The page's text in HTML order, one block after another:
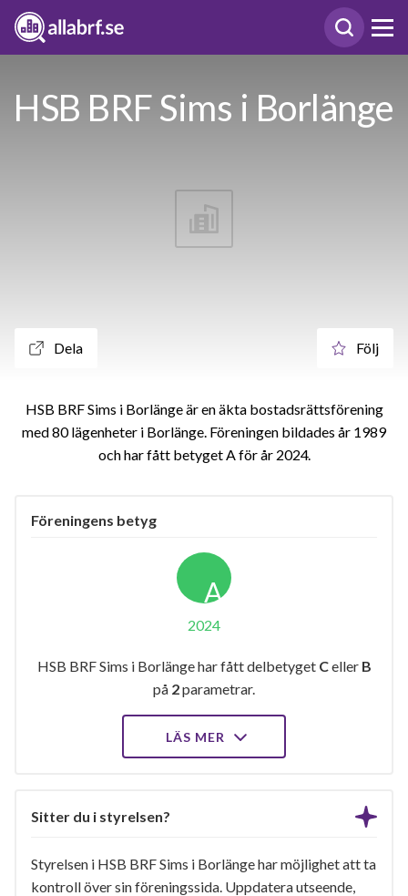
HSB BRF Sims i Borlänge
Dela Följ
HSB BRF Sims i Borlänge är en äkta bostadsrättsförening
med 80 lägenheter i Borlänge. Föreningen bildades år 1989
och har fått betyget A för år 2024
Föreningens betyg
A
2024
HSB BRF Sims i Borlänge har fått delbetyget Celler B
på 2parametrar.
LÄS MER
Sitter du i styrelsen?
Styrelsen i HSB BRF Sims i Borlänge har möjlighet att ta
kontroll över sin föreningssida. Uppdatera utseende,